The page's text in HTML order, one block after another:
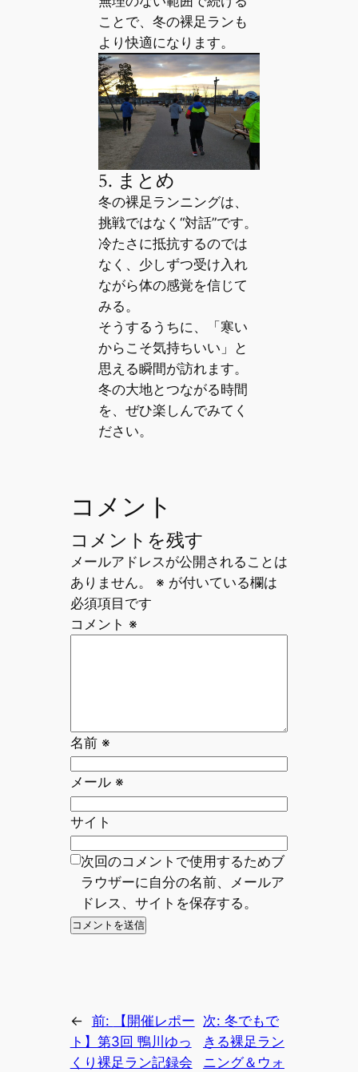
ことで、冬の裸足ランも
より快適になります。
5. まとめ
冬の裸足ランニングは、
挑戦ではなく“対話”です。
冷たさに抵抗するのでは
なく、少しずつ受け入れ
ながら体の感覚を信じて
みる。
そうするうちに、「寒い
からこそ気持ちいい」と
思える瞬間が訪れます。
冬の大地とつながる時間
を、ぜひ楽しんでみてく
ださい。
コメント
コメントを残す
メールアドレスが公開されることは
ありません。
※ が付いている欄は
必須項目です
コメント ※
名前 ※
メール ※
サイト
次回のコメントで使用するためブ
ラウザーに自分の名前、メールア
ドレス、サイトを保存する。
← 前:
【開催レポー
ト】第3回 鴨川ゆっ
くり裸足ラン記録会
次: 冬でもで
きる裸足ラン
ニング＆ウォ